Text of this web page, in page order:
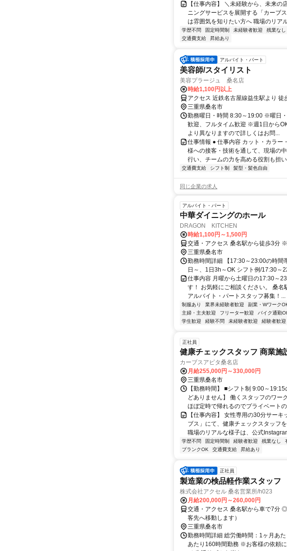
【仕事内容】 ＼未経験から、未来
ニングサービスを展開する「カーブ
は雰囲気を知りたい方へ 職場のリア
学歴不問 固定時間制 未経験者歓迎 残業なし
交通費支給
昇給あり
アルバイト・パート
美容師/スタイリスト
美容プラージュ 桑名店
時給1,100円以上
アクセス 近鉄名古屋線益生駅より 徒
三重県桑名市
勤務曜日・時間 8:30～19:00 ※曜日
歓迎、フルタイム歓迎 ※週1日から
より異なりますので詳しくはお問...
仕事情報 ● 仕事内容 カット・カラ
様への接客・技術を通して、現場の
行い、チームの力を高める役割も担
交通費支給 シフト制 髪型・髪色自由
同じ企業の求人
アルバイト・パート
中華ダイニングのホール
DRAGON KITCHEN
時給1,100円～1,500円
交通・アクセス 桑名駅から徒歩3分
三重県桑名市
勤務時間詳細 【17:30～23:00の時
日～、1日3h～OK シフト例/17:30～
仕事内容 月曜から土曜日の17:30～
す！ お気軽にご相談ください。 桑名
アルバイト・パートスタッフ募集！...
制服あり 業界未経験者歓迎 副業・Wワーク
主婦・主夫歓迎
フリーター歓迎 バイク通勤
学生歓迎
経験不問 未経験者歓迎 経験者歓迎
正社員
健康チェックスタッフ 商業施
カーブスアピタ桑名店
月給255,000円～330,000円
三重県桑名市
【勤務時間】 ■シフト制 9:00～
どありません】 働くスタッフのワー
ほぼ定時で帰れるのでプライベート
【仕事内容】 女性専用の30分サー
ブス」にて、健康チェックスタッフ
職場のリアルな様子は、公式
学歴不問 固定時間制 経験者歓迎 残業なし
ブランクOK
交通費支給 昇給あり
正社員
製造業の検品軽作業スタッフ
株式会社アクセル 桑名営業所/h023
月給200,000円～260,000円
交通・アクセス 桑名駅から車で7分
客先へ移動します）
三重県桑名市
勤務時間詳細 総労働時間：1ヶ月あ
あたり160時間勤務 ※お客様の依頼